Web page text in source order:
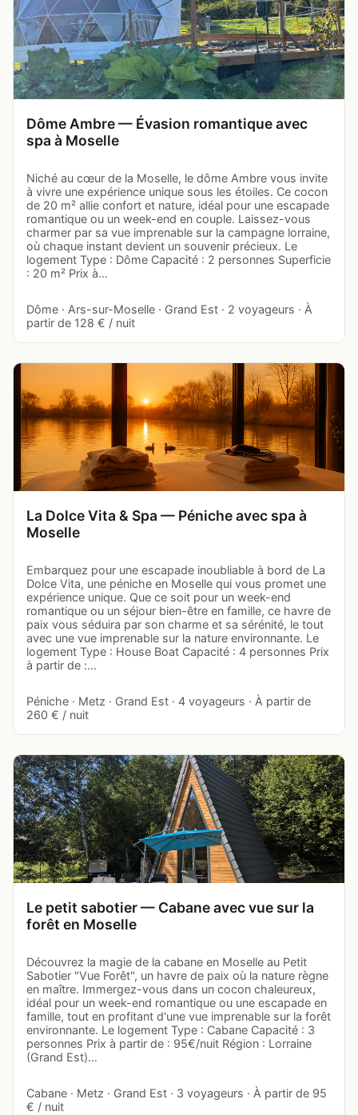
Dôme Ambre — Évasion romantique avec
spa à Moselle
Niché au cœur de la Moselle, le dôme Ambre vous invite
à vivre une expérience unique sous les étoiles. Ce cocon
de 20 m² allie confort et nature, idéal pour une escapade
romantique ou un week-end en couple. Laissez-vous
charmer par sa vue imprenable sur la campagne lorraine,
où chaque instant devient un souvenir précieux. Le
logement Type : Dôme Capacité : 2 personnes Superficie
: 20 m² Prix à…
Dôme · Ars-sur-Moselle · Grand Est · 2 voyageurs · À
partir de 128 € / nuit
La Dolce Vita & Spa — Péniche avec spa à
Moselle
Embarquez pour une escapade inoubliable à bord de La
Dolce Vita, une péniche en Moselle qui vous promet une
expérience unique. Que ce soit pour un week-end
romantique ou un séjour bien-être en famille, ce havre de
paix vous séduira par son charme et sa sérénité, le tout
avec une vue imprenable sur la nature environnante. Le
logement Type : House Boat Capacité : 4 personnes Prix
à partir de :…
Péniche · Metz · Grand Est · 4 voyageurs · À partir de
260 € / nuit
Le petit sabotier — Cabane avec vue sur la
forêt en Moselle
Découvrez la magie de la cabane en Moselle au Petit
Sabotier "Vue Forêt", un havre de paix où la nature règne
en maître. Immergez-vous dans un cocon chaleureux,
idéal pour un week-end romantique ou une escapade en
famille, tout en profitant d'une vue imprenable sur la forêt
environnante. Le logement Type : Cabane Capacité : 3
personnes Prix à partir de : 95€/nuit Région : Lorraine
(Grand Est)…
Cabane · Metz · Grand Est · 3 voyageurs · À partir de 95
€ / nuit